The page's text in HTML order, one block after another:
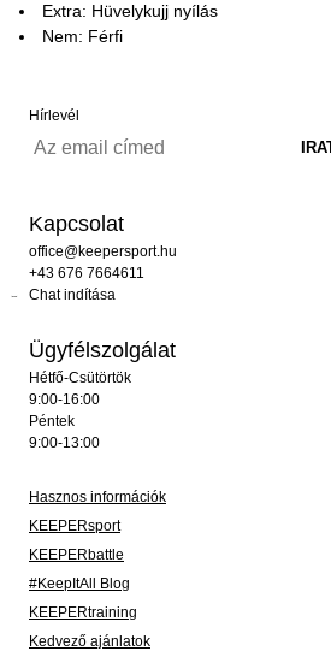
Extra: Hüvelykujj nyílás
Nem: Férfi
Hírlevél
Kapcsolat
office@keepersport.hu
+43 676 7664611
Chat indítása
Ügyfélszolgálat
Hétfő-Csütörtök
9:00-16:00
Péntek
9:00-13:00
Hasznos információk
KEEPERsport
KEEPERbattle
#KeepItAll Blog
KEEPERtraining
Kedvező ajánlatok